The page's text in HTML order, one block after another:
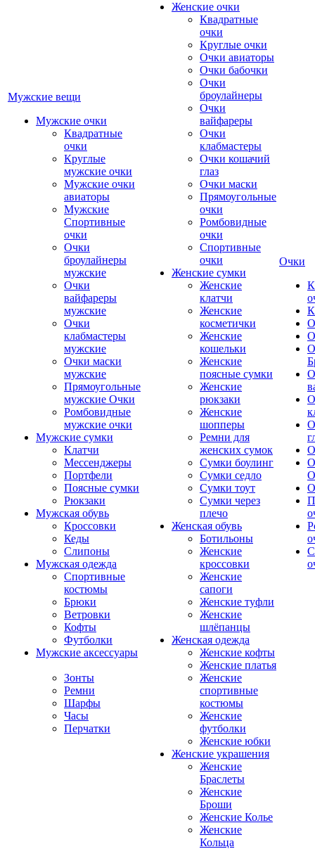
Мужские вещи
Мужские очки
Квадратные
очки
Круглые
мужские очки
Мужские очки
авиаторы
Мужские
Спортивные
очки
Очки
броулайнеры
мужские
Очки
вайфареры
мужские
Очки
клабмастеры
мужские
Очки маски
мужские
Прямоугольные
мужские Очки
Ромбовидные
мужские очки
Мужские сумки
Клатчи
Мессенджеры
Портфели
Поясные сумки
Рюкзаки
Мужская обувь
Кроссовки
Кеды
Слипоны
Мужская одежда
Спортивные
костюмы
Брюки
Ветровки
Кофты
Футболки
Мужские аксессуары
Зонты
Ремни
Шарфы
Часы
Перчатки
Женские очки
Квадратные
очки
Круглые очки
Очки авиаторы
Очки бабочки
Очки
броулайнеры
Очки
вайфареры
Очки
клабмастеры
Очки кошачий
глаз
Очки маски
Прямоугольные
очки
Ромбовидные
очки
Спортивные
очки
Женские сумки
Женские
клатчи
Женские
косметички
Женские
кошельки
Женские
поясные сумки
Женские
рюкзаки
Женские
шопперы
Ремни для
женских сумок
Сумки боулинг
Сумки седло
Сумки тоут
Сумки через
плечо
Женская обувь
Ботильоны
Женские
кроссовки
Женские
сапоги
Женские туфли
Женские
шлёпанцы
Женская одежда
Женские кофты
Женские платья
Женские
спортивные
костюмы
Женские
футболки
Женские юбки
Женские украшения
Женские
Браслеты
Женские
Броши
Женские Колье
Женские
Кольца
Очки